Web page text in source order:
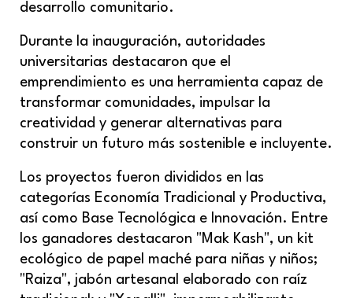
desarrollo comunitario.
Durante la inauguración, autoridades
universitarias destacaron que el
emprendimiento es una herramienta capaz de
transformar comunidades, impulsar la
creatividad y generar alternativas para
construir un futuro más sostenible e incluyente.
Los proyectos fueron divididos en las
categorías Economía Tradicional y Productiva,
así como Base Tecnológica e Innovación. Entre
los ganadores destacaron "Mak Kash", un kit
ecológico de papel maché para niñas y niños;
"Raiza", jabón artesanal elaborado con raíz